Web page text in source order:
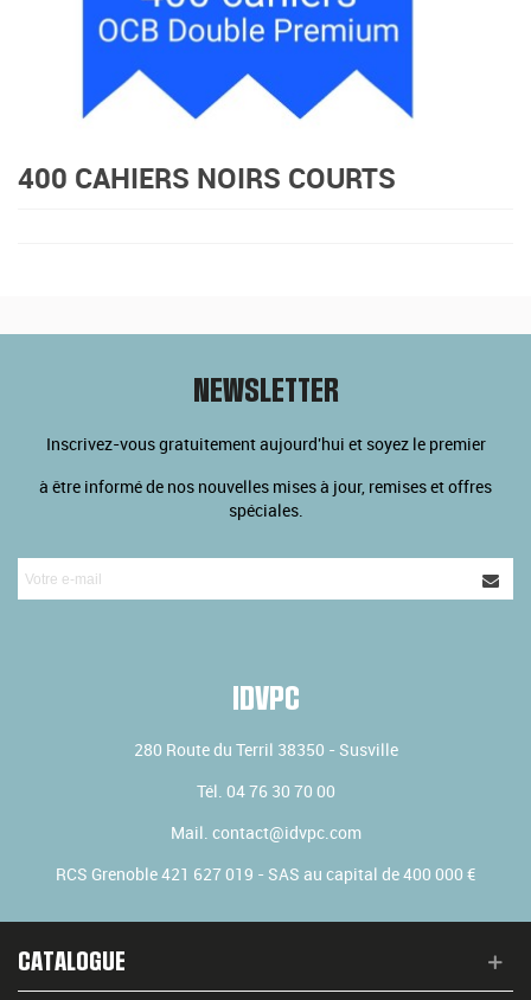
400 CAHIERS NOIRS COURTS
NEWSLETTER
Inscrivez-vous gratuitement aujourd'hui et soyez le premier
à être informé de nos nouvelles mises à jour, remises et offres
spéciales.
IDVPC
280 Route du Terril 38350 - Susville
Tél. 04 76 30 70 00
Mail. contact@idvpc.com
RCS Grenoble 421 627 019 - SAS au capital de 400 000 €
CATALOGUE